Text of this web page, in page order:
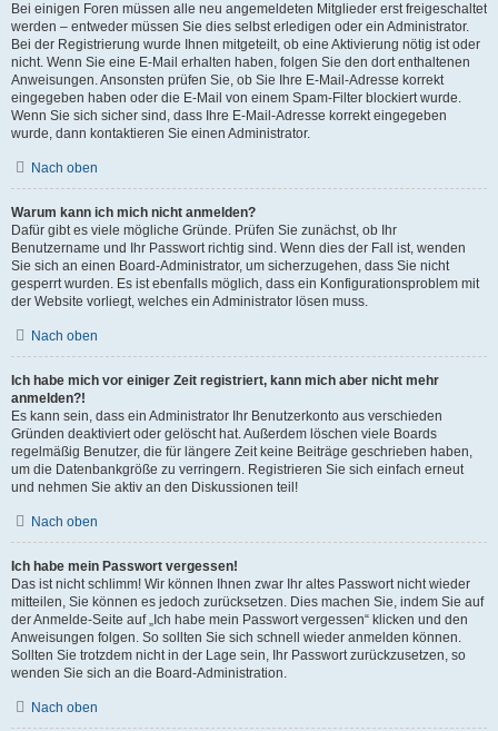
Bei einigen Foren müssen alle neu angemeldeten Mitglieder erst freigeschaltet
werden – entweder müssen Sie dies selbst erledigen oder ein Administrator.
Bei der Registrierung wurde Ihnen mitgeteilt, ob eine Aktivierung nötig ist oder
nicht. Wenn Sie eine E-Mail erhalten haben, folgen Sie den dort enthaltenen
Anweisungen. Ansonsten prüfen Sie, ob Sie Ihre E-Mail-Adresse korrekt
eingegeben haben oder die E-Mail von einem Spam-Filter blockiert wurde.
Wenn Sie sich sicher sind, dass Ihre E-Mail-Adresse korrekt eingegeben
wurde, dann kontaktieren Sie einen Administrator.
Nach oben
Warum kann ich mich nicht anmelden?
Dafür gibt es viele mögliche Gründe. Prüfen Sie zunächst, ob Ihr
Benutzername und Ihr Passwort richtig sind. Wenn dies der Fall ist, wenden
Sie sich an einen Board-Administrator, um sicherzugehen, dass Sie nicht
gesperrt wurden. Es ist ebenfalls möglich, dass ein Konfigurationsproblem mit
der Website vorliegt, welches ein Administrator lösen muss.
Nach oben
Ich habe mich vor einiger Zeit registriert, kann mich aber nicht mehr
anmelden?!
Es kann sein, dass ein Administrator Ihr Benutzerkonto aus verschieden
Gründen deaktiviert oder gelöscht hat. Außerdem löschen viele Boards
regelmäßig Benutzer, die für längere Zeit keine Beiträge geschrieben haben,
um die Datenbankgröße zu verringern. Registrieren Sie sich einfach erneut
und nehmen Sie aktiv an den Diskussionen teil!
Nach oben
Ich habe mein Passwort vergessen!
Das ist nicht schlimm! Wir können Ihnen zwar Ihr altes Passwort nicht wieder
mitteilen, Sie können es jedoch zurücksetzen. Dies machen Sie, indem Sie auf
der Anmelde-Seite auf „Ich habe mein Passwort vergessen“ klicken und den
Anweisungen folgen. So sollten Sie sich schnell wieder anmelden können.
Sollten Sie trotzdem nicht in der Lage sein, Ihr Passwort zurückzusetzen, so
wenden Sie sich an die Board-Administration.
Nach oben